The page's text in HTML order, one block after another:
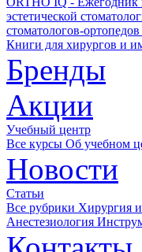
эстетической
стоматологов-
Книги для хирургов и
Бренды
Акции
Учебный центр
Все курсы Об учебном
Новости
Статьи
Все рубрики Хирургия
Анестезиология